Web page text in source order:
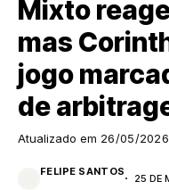
Mixto
mas
jogo
de
Atualizado em 26/05/2026
FELIPE SANTOS
25 DE